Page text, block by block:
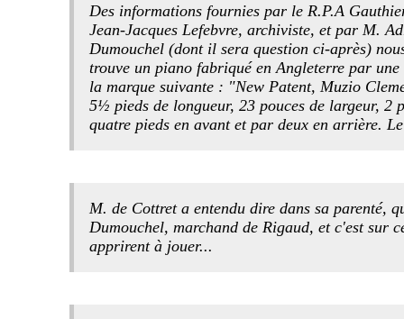
Des informations fournies par le R.P.A
Jean-Jacques Lefebvre, archiviste, et par M.
Dumouchel (dont il sera question ci-après)
trouve un piano fabriqué en Angleterre par
la marque suivante : "New Patent, Muzio
5½ pieds de longueur, 23 pouces de largeur, 2
quatre pieds en avant et par deux en arrière.
M. de Cottret a entendu dire dans sa parenté,
Dumouchel, marchand de Rigaud, et c'est sur
apprirent à jouer...